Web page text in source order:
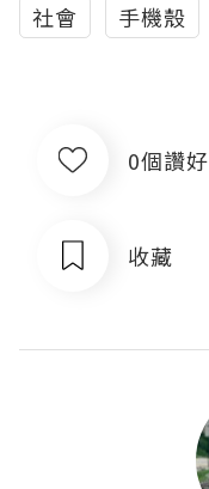
社會 手機殼
0個讚好
收藏